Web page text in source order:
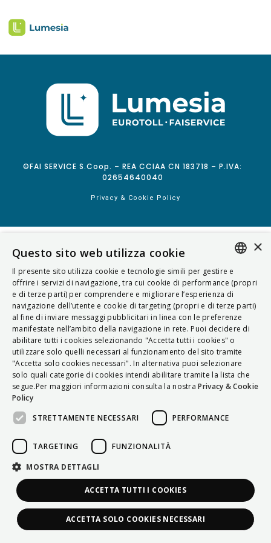
©FAI SERVICE S.Coop. – REA CCIAA CN 183718 – P.IVA:
02654640040
Privacy & Cookie Policy
ITALIAN
ENGLISH
FRENCH
HUNGARIAN
DEUTSCH
POLSKI
PORTUGUÊS
×
Questo sito web utilizza cookie
Il presente sito utilizza cookie e tecnologie simili per gestire e
offrire i servizi di navigazione, tra cui cookie di performance (propri
e di terze parti) per comprendere e migliorare l’esperienza di
navigazione dell’utente e cookie di targeting (propri e di terze parti)
al fine di inviare messaggi pubblicitari in linea con le preferenze
manifestate nell’ambito della navigazione in rete. Puoi decidere di
abilitare tutti i cookies selezionando "Accetta tutti i cookies" o
utilizzare solo quelli necessari al funzionamento del sito tramite
"Accetta solo cookies necessari". In alternativa puoi selezionare
solo quali categorie di cookies intendi abilitare tramite la lista che
segue.Per maggiori informazioni consulta la nostra Privacy & Cookie
Policy
STRETTAMENTE NECESSARI
PERFORMANCE
TARGETING FUNZIONALITÀ
MOSTRA DETTAGLI
ACCETTA TUTTI I COOKIES
ACCETTA SOLO COOKIES NECESSARI